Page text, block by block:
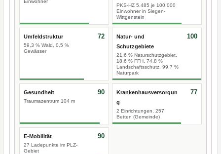
Einwohner
PKS-HZ 5.485 je 100.000
Einwohner in Siegen-
Wittgenstein
Umfeldstruktur
59,3 % Wald, 0,5 %
Gewässer
72
Natur- und
Schutzgebiete
21,6 % Naturschutzgebiet,
18,6 % FFH, 74,8 %
Landschaftsschutz, 99,7 %
Naturpark
100
Gesundheit
Traumazentrum 104 m
90
Krankenhausversorgun
g
2 Einrichtungen, 257
Betten (Gemeinde)
77
E-Mobilität
27 Ladepunkte im PLZ-
Gebiet
90